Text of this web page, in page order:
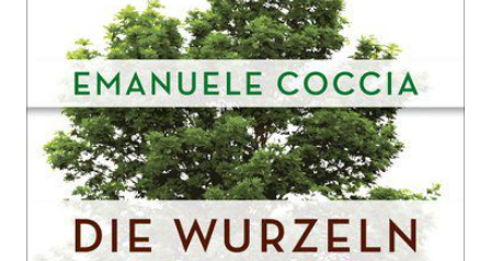
Die Wurzeln der
Welt
Zur Wunschliste hinzufügen